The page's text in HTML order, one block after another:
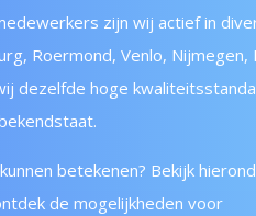
zijn wij actief in
Roermond, Venlo, Nijmegen,
dezelfde hoge
betekenen? Bekijk
de mogelijkheden voor